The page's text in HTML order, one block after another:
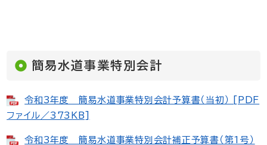
簡易水道事業特別会計
令和3年度 簡易水道事業特別会計予算書（当初） [PDF
ファイル／373KB]
令和3年度 簡易水道事業特別会計補正予算書（第1号）